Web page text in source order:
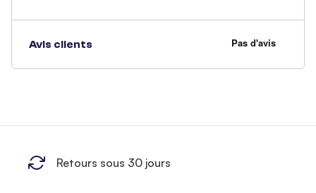
Avis clients
Retours sous 30 jours